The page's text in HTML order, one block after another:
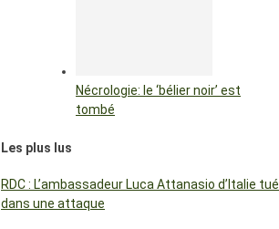
Nécrologie: le ‘bélier noir’ est
tombé
Les plus lus
RDC : L’ambassadeur Luca Attanasio d’Italie tué
dans une attaque